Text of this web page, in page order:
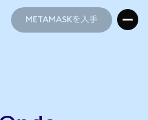
METAMASKを入手